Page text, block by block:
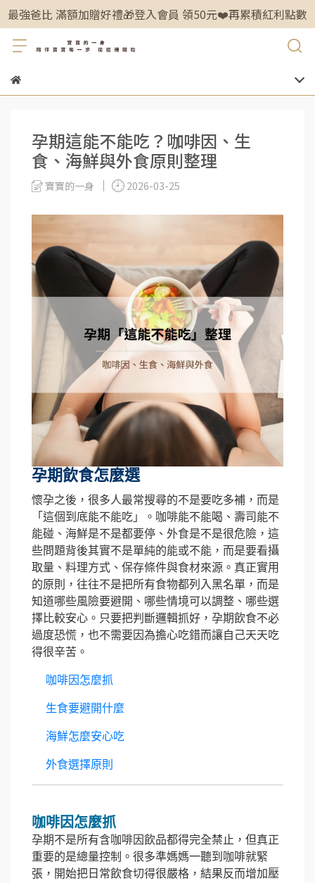
最強爸比 滿額加贈好禮🎁登入會員 領50元❤️再累積紅利點數
孕期這能不能吃？咖啡因、生
食、海鮮與外食原則整理
寶寶的一身 2026-03-25
孕期飲食怎麼選
懷孕之後，很多人最常搜尋的不是要吃多補，而是
「這個到底能不能吃」。咖啡能不能喝、壽司能不
能碰、海鮮是不是都要停、外食是不是很危險，這
些問題背後其實不是單純的能或不能，而是要看攝
取量、料理方式、保存條件與食材來源。真正實用
的原則，往往不是把所有食物都列入黑名單，而是
知道哪些風險要避開、哪些情境可以調整、哪些選
擇比較安心。只要把判斷邏輯抓好，孕期飲食不必
過度恐慌，也不需要因為擔心吃錯而讓自己天天吃
得很辛苦。
咖啡因怎麼抓
生食要避開什麼
海鮮怎麼安心吃
外食選擇原則
咖啡因怎麼抓
孕期不是所有含咖啡因飲品都得完全禁止，但真正
重要的是總量控制。很多準媽媽一聽到咖啡就緊
張，開始把日常飲食切得很嚴格，結果反而增加壓